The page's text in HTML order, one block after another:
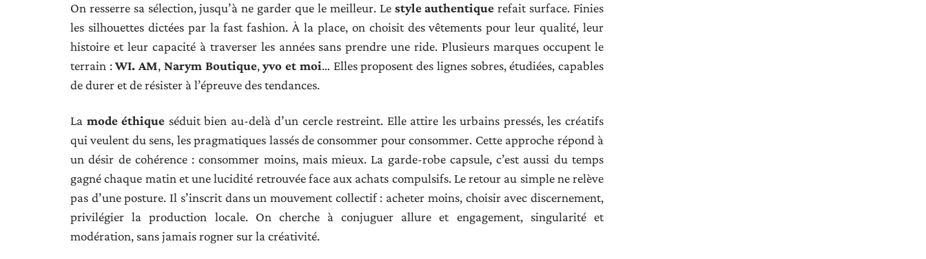
On resserre sa sélection, jusqu’à ne garder que le meilleur. Le style authentique refait surface. Finies
les silhouettes dictées par la fast fashion. À la place, on choisit des vêtements pour leur qualité, leur
histoire et leur capacité à traverser les années sans prendre une ride. Plusieurs marques occupent le
terrain :WI. AM, Narym Boutique,yvo et moi… Elles proposent des lignes sobres, étudiées, capables
de durer et de résister à l’épreuve des tendances.
La mode éthique séduit bien au-delà d’un cercle restreint. Elle attire les urbains pressés, les créatifs
qui veulent du sens, les pragmatiques lassés de consommer pour consommer. Cette approche répond à
un désir de cohérence : consommer moins, mais mieux. La garde-robe capsule, c’est aussi du temps
gagné chaque matin et une lucidité retrouvée face aux achats compulsifs. Le retour au simple ne relève
pas d’une posture. Il s’inscrit dans un mouvement collectif : acheter moins, choisir avec discernement,
privilégier la production locale. On cherche à conjuguer allure et engagement, singularité et
modération, sans jamais rogner sur la créativité.